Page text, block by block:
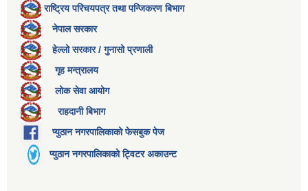
राष्ट्रिय परिचयपत्र तथा पन्जिकरण बिभाग
नेपाल सरकार
हेल्लो सरकार / गुनासो प्रणाली
गृह मन्त्रालय
लोक सेवा आयोग
राहदानी बिभाग
प्युठान नगरपालिकाको फेसबुक पेज
प्युठान नगरपालिकाको ट्विटर अकाउन्ट